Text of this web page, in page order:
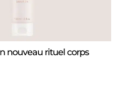
nouveau rituel corps